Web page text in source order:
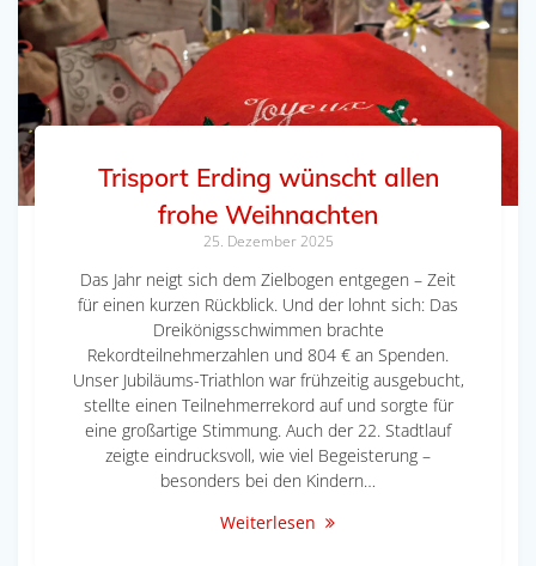
Trisport Erding wünscht allen
frohe Weihnachten
25. Dezember 2025
Das Jahr neigt sich dem Zielbogen entgegen – Zeit
für einen kurzen Rückblick. Und der lohnt sich: Das
Dreikönigsschwimmen brachte
Rekordteilnehmerzahlen und 804 € an Spenden.
Unser Jubiläums-Triathlon war frühzeitig ausgebucht,
stellte einen Teilnehmerrekord auf und sorgte für
eine großartige Stimmung. Auch der 22. Stadtlauf
zeigte eindrucksvoll, wie viel Begeisterung –
besonders bei den Kindern…
Weiterlesen